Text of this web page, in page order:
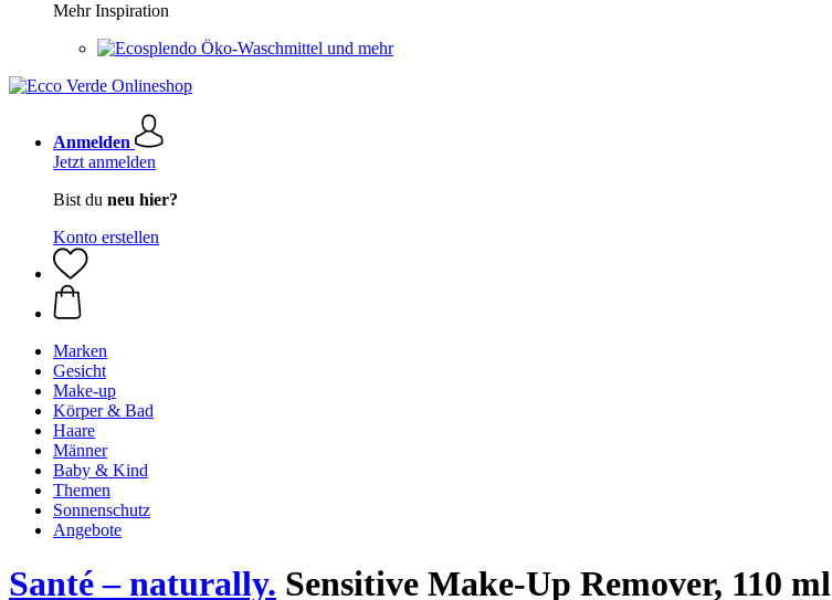
Mehr Inspiration
Öko-Waschmittel und mehr
Anmelden
Jetzt anmelden
Bist du neu hier?
Konto erstellen
Marken
Gesicht
Make-up
Körper & Bad
Haare
Männer
Baby & Kind
Themen
Sonnenschutz
Angebote
Santé – naturally. Sensitive Make-Up Remover, 110 ml